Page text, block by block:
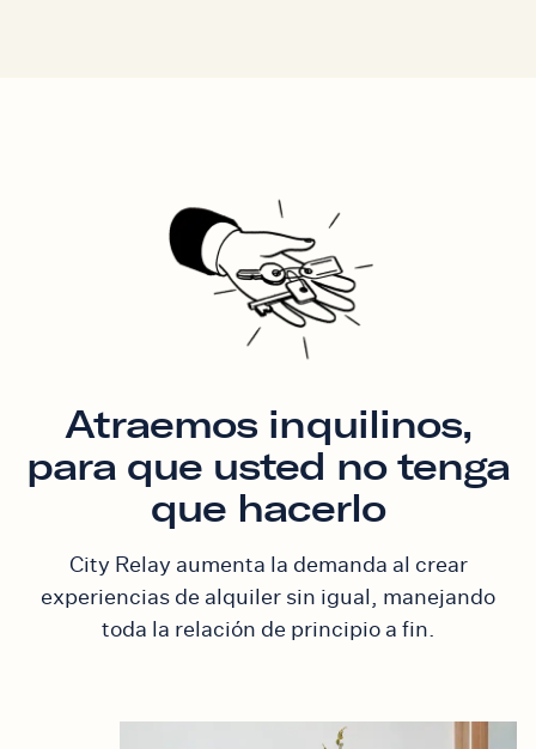
Atraemos inquilinos,
para que usted no tenga
que hacerlo
City Relay aumenta la demanda al crear
experiencias de alquiler sin igual, manejando
toda la relación de principio a fin.